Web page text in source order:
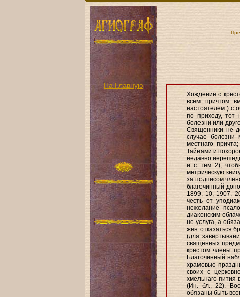
На Главную
Хождение с
всем причтом
настоятелем ) с
по приходу, тот
болезни или
Священники не
случае болезни
местнаго
Тайнами и
недавно
и с тем 2),
метрическую
за подписом
благочинный
1899, 10, 1907,
честь от
нежелание
диаконским
не услуга, а
жен отказаться
(для
священных
крестом члены
Благочинный
храмовые
своих с
хмельнаго пития
(Ин. бл., 22).
обязаны быть